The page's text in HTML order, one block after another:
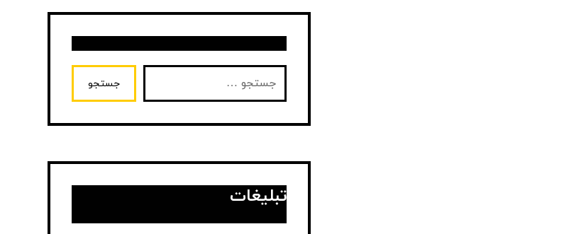
جستجو
تبلیغات